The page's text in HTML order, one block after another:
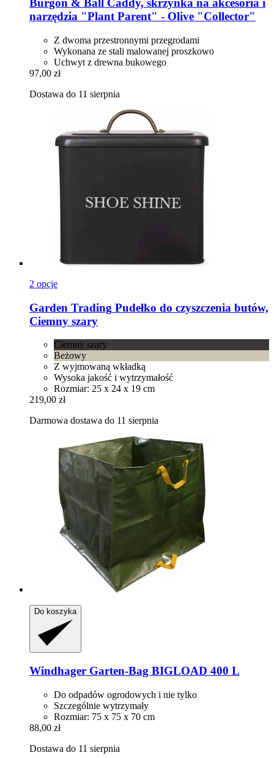
Burgon & Ball Caddy, skrzynka na akcesoria i
narzędzia "Plant Parent" -​ Olive "Collector"
Z dwoma przestronnymi przegrodami
Wykonana ze stali malowanej proszkowo
Uchwyt z drewna bukowego
97,00 zł
Dostawa do 11 sierpnia
2 opcje
Garden Trading Pudełko do czyszczenia butów,
Ciemny szary
Ciemny szary
Beżowy
Z wyjmowaną wkładką
Wysoka jakość i wytrzymałość
Rozmiar: 25 x 24 x 19 cm
219,00 zł
Darmowa dostawa do 11 sierpnia
Do koszyka
Windhager Garten-​Bag BIGLOAD 400 L
Do odpadów ogrodowych i nie tylko
Szczególnie wytrzymały
Rozmiar: 75 x 75 x 70 cm
88,00 zł
Dostawa do 11 sierpnia